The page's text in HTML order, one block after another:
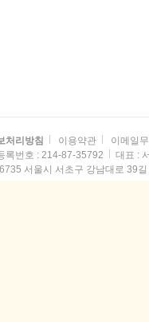
처리방침 이용약관
이메일
록번호 : 214-87-35792
대표 :
서울시 서초구 강남대로 39